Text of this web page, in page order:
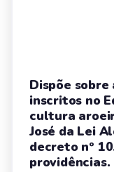
Dispõe
inscritos no
cultura
José da Lei
decreto nº
providências.